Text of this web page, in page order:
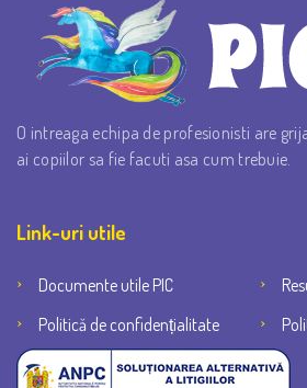
O intreaga echipa de profesionisti are
ai copiilor sa fie facuti asa cum trebuie.
Link-uri utile
Documente utile PIC
Politică de confidențialitate